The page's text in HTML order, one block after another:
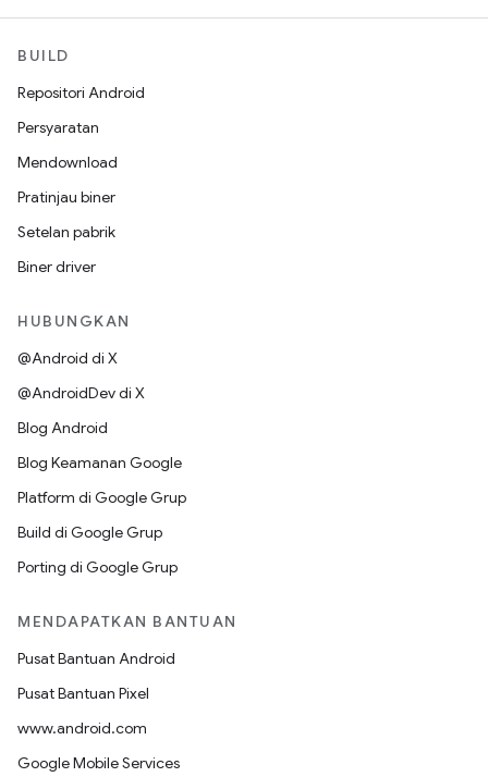
BUILD
Repositori Android
Persyaratan
Mendownload
Pratinjau biner
Setelan pabrik
Biner driver
HUBUNGKAN
@Android di X
@AndroidDev di X
Blog Android
Blog Keamanan Google
Platform di Google Grup
Build di Google Grup
Porting di Google Grup
MENDAPATKAN BANTUAN
Pusat Bantuan Android
Pusat Bantuan Pixel
www.android.com
Google Mobile Services